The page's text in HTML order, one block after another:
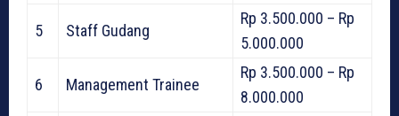
5 Staff Gudang
Rp 3.500.000 – Rp
5.000.000
6 Management Trainee
Rp 3.500.000 – Rp
8.000.000